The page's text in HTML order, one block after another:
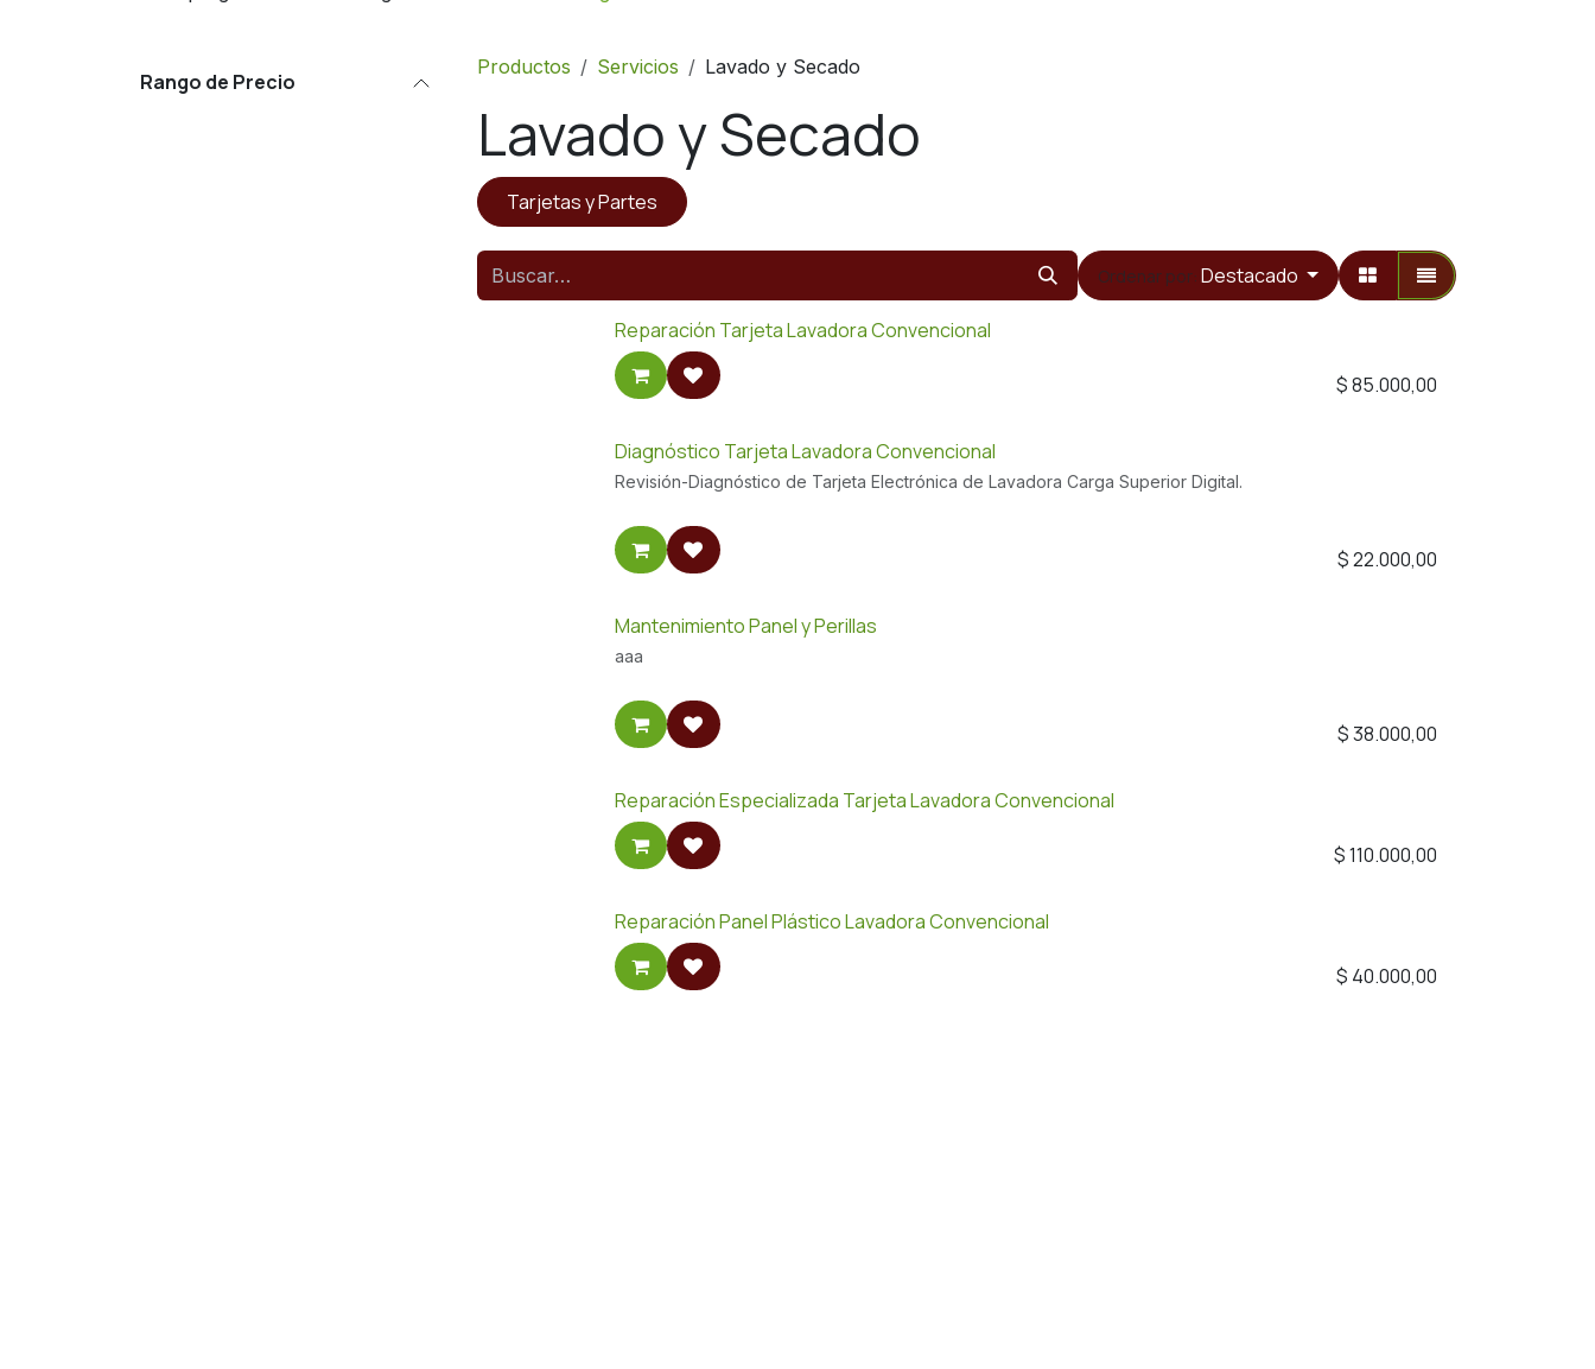
Rango de Precio
Productos Servicios Lavado y Secado
Lavado y Secado
Tarjetas y Partes
Ordenar por: Destacado
Reparación Tarjeta Lavadora Convencional
$85.000,00
Diagnóstico Tarjeta Lavadora Convencional
Revisión-Diagnóstico de Tarjeta Electrónica de Lavadora Carga Superior Digital.
$22.000,00
Mantenimiento Panel y Perillas
aaa
$38.000,00
Reparación Especializada Tarjeta Lavadora Convencional
$110.000,00
Reparación Panel Plástico Lavadora Convencional
$ 40.000,00